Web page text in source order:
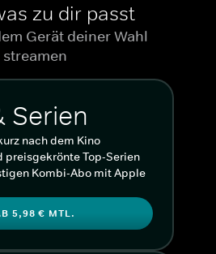
zu dir passt
Gerät deiner Wahl
streamen
Serien
nach dem Kino
preisgekrönte Top-Serien
Kombi-Abo mit Apple
5,98 € MTL.